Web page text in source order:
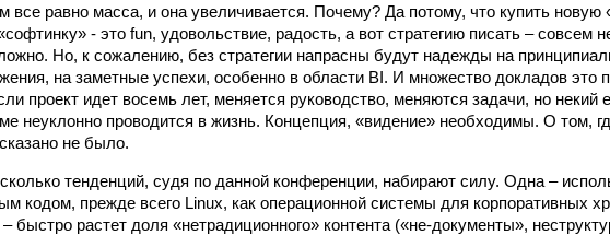
все равно масса, и она увеличивается. Почему? Да потому, что купить новую
- это fun, удовольствие, радость, а вот стратегию писать – совсем
Но, к сожалению, без стратегии напрасны будут надежды на
на заметные успехи, особенно в области BI. И множество докладов это
проект идет восемь лет, меняется руководство, меняются задачи, но некий
неуклонно проводится в жизнь. Концепция, «видение» необходимы. О том,
не было.
тенденций, судя по данной конференции, набирают силу. Одна –
кодом, прежде всего Linux, как операционной системы для корпоративных
быстро растет доля «нетрадиционного» контента («не-документы»,